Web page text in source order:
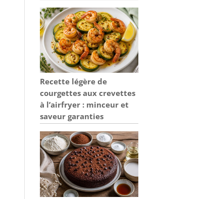
Recette légère de
courgettes aux crevettes
à l’airfryer : minceur et
saveur garanties